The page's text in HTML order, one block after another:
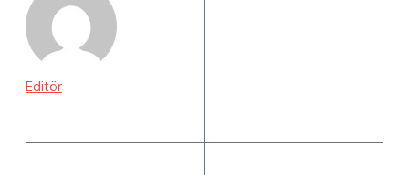
Editör